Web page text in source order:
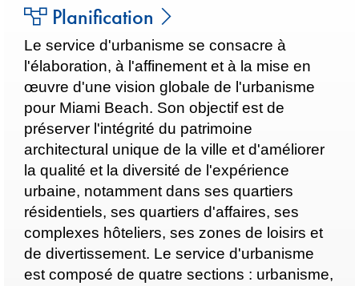
Planification
Le service d'urbanisme se consacre à
l'élaboration, à l'affinement et à la mise en
œuvre d'une vision globale de l'urbanisme
pour Miami Beach. Son objectif est de
préserver l'intégrité du patrimoine
architectural unique de la ville et d'améliorer
la qualité et la diversité de l'expérience
urbaine, notamment dans ses quartiers
résidentiels, ses quartiers d'affaires, ses
complexes hôteliers, ses zones de loisirs et
de divertissement. Le service d'urbanisme
est composé de quatre sections : urbanisme,